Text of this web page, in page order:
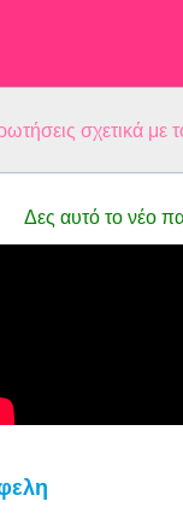
σχετικά με
Δες αυτό το νέο